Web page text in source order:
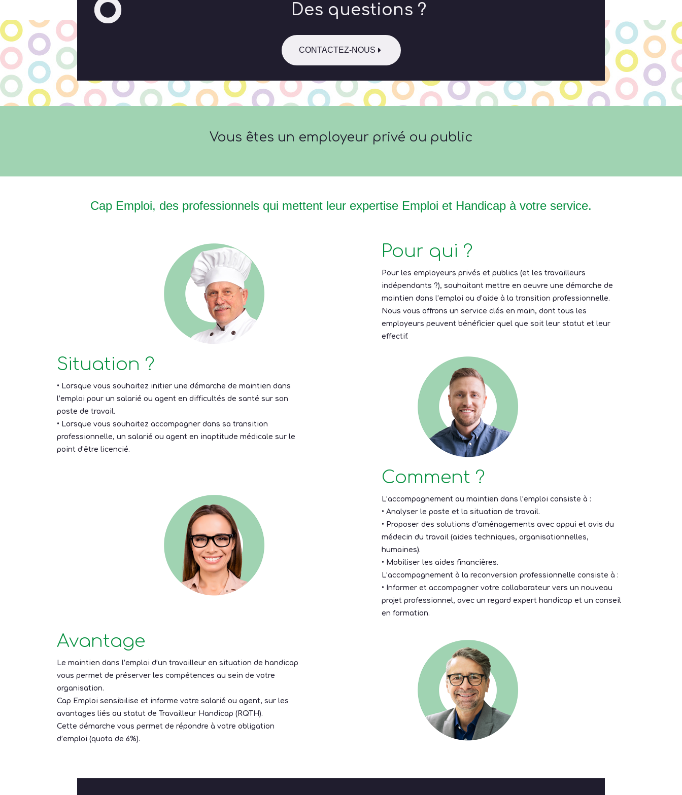
Des questions ?
CONTACTEZ-NOUS
Vous êtes un employeur privé ou public
Cap Emploi, des professionnels qui mettent leur expertise Emploi et Handicap à votre service.
Pour qui ?
Pour les employeurs privés et publics (et les travailleurs
indépendants ?), souhaitant mettre en oeuvre une démarche de
maintien dans l’emploi ou d’aide à la transition professionnelle.
Nous vous offrons un service clés en main, dont tous les
employeurs peuvent bénéficier quel que soit leur statut et leur
effectif.
Situation ?
• Lorsque vous souhaitez initier une démarche de maintien dans
l’emploi pour un salarié ou agent en difficultés de santé sur son
poste de travail.
• Lorsque vous souhaitez accompagner dans sa transition
professionnelle, un salarié ou agent en inaptitude médicale sur le
point d’être licencié.
Comment ?
L’accompagnement au maintien dans l’emploi consiste à :
• Analyser le poste et la situation de travail.
• Proposer des solutions d’aménagements avec appui et avis du
médecin du travail (aides techniques, organisationnelles,
humaines).
• Mobiliser les aides financières.
L’accompagnement à la reconversion professionnelle consiste à :
• Informer et accompagner votre collaborateur vers un nouveau
projet professionnel, avec un regard expert handicap et un conseil
en formation.
Avantage
Le maintien dans l’emploi d’un travailleur en situation de handicap
vous permet de préserver les compétences au sein de votre
organisation.
Cap Emploi sensibilise et informe votre salarié ou agent, sur les
avantages liés au statut de Travailleur Handicap (RQTH).
Cette démarche vous permet de répondre à votre obligation
d’emploi (quota de 6%).